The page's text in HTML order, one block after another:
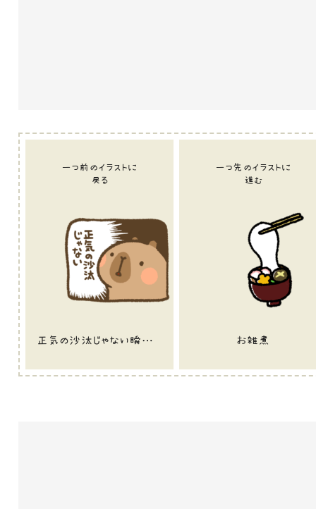
一つ前のイラストに
戻る
正気の沙汰じゃない瞬間を目の当たりにしたカピバラ
一つ先のイラストに
進む
お雑煮